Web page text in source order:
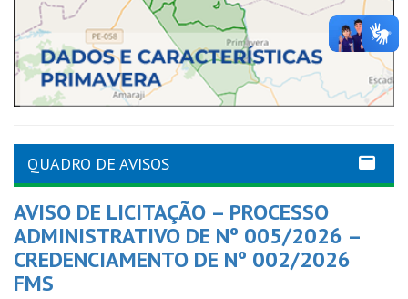
QUADRO DE AVISOS
AVISO DE LICITAÇÃO – PROCESSO
ADMINISTRATIVO DE Nº 005/2026 –
CREDENCIAMENTO DE Nº 002/2026
FMS